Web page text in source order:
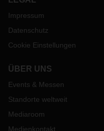
Impressum
Datenschutz
Cookie Einstellungen
ÜBER UNS
Events & Messen
Standorte weltweit
Mediaroom
Medienkontakt